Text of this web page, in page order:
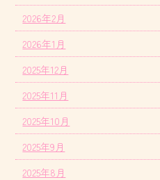
2026年2月
2026年1月
2025年12月
2025年11月
2025年10月
2025年9月
2025年8月